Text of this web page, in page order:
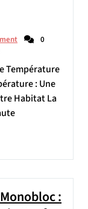
0
Température
: Une
Habitat La
: